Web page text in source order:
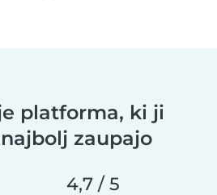
platforma, ki ji
zaupajo
4,7 / 5